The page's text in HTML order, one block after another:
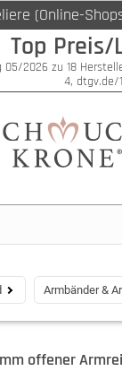
(Online-
Top
05/2026 zu 18
4, dtgv.de/
Armbänder &
offener